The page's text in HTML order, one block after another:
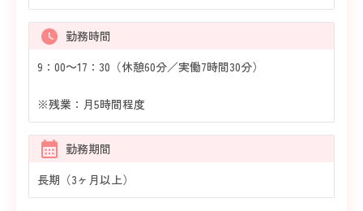
勤務時間
9：00～17：30（休憩60分／実働7時間30分）
※残業：月5時間程度
勤務期間
長期（3ヶ月以上）